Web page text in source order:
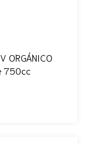
ORGÁNICO
750cc